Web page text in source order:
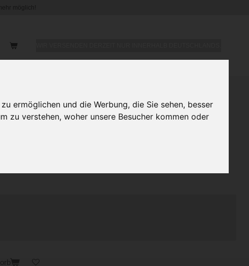
ermöglichen und die Werbung, die Sie sehen, besser
zu verstehen, woher unsere Besucher kommen oder
"Flower" aus
x 40 cm)